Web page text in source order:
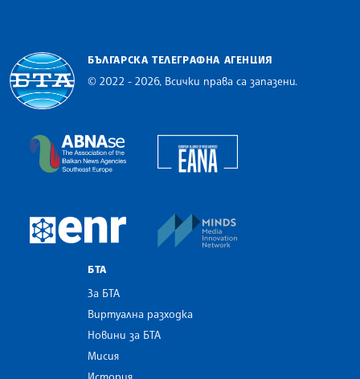
БЪЛГАРСКА ТЕЛЕГРАФНА АГЕНЦИЯ
© 2022 - 2026, Всички права са запазени.
The Assocoation of the Balkan News Agencies
European Newsroom
БТА
За БТА
Виртуална разходка
Новини за БТА
Мисия